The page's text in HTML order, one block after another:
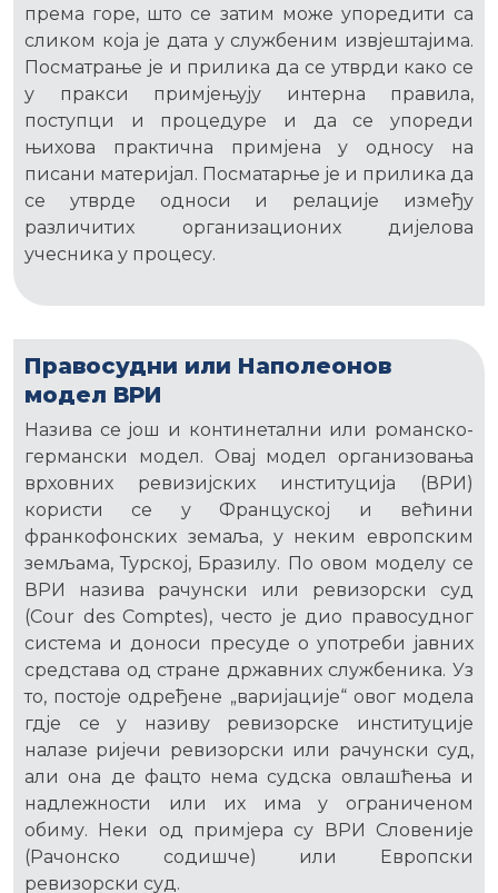
према горе, што се затим може упоредити са
сликом која је дата у службеним извјештајима.
Посматрање је и прилика да се утврди како се
у пракси примјењују интерна правила,
поступци и процедуре и да се упореди
њихова практична примјена у односу на
писани материјал. Посматарње је и прилика да
се утврде односи и релације између
различитих организационих дијелова
учесника у процесу.
Правосудни или Наполеонов
модел ВРИ
Назива се још и континетални или романско-
германски модел. Овај модел организовања
врховних ревизијских институција (ВРИ)
користи се у Француској и већини
франкофонских земаља, у неким европским
земљама, Турској, Бразилу. По овом моделу се
ВРИ назива рачунски или ревизорски суд
(Cour des Comptes), често је дио правосудног
система и доноси пресуде о употреби јавних
средстава од стране државних службеника. Уз
то, постоје одређене „варијације“ овог модела
гдје се у називу ревизорске институције
налазе ријечи ревизорски или рачунски суд,
али она де фацто нема судска овлашћења и
надлежности или их има у ограниченом
обиму. Неки од примјера су ВРИ Словеније
(Рачонско содишче) или Европски
ревизорски суд.